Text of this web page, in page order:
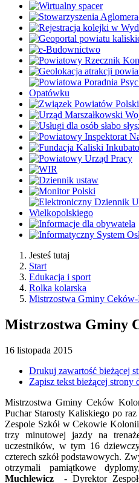
Jesteś tutaj
Start
Edukacja i sport
Rolka kolarska
Mistrzostwa Gminy
Mistrzostwa Gminy
16 listopada 2015
Drukuj zawartość bieżącej
Zapisz tekst bieżącej strony
Mistrzostwa Gminy Ceków
Puchar Starosty Kaliskiego po
Zespole Szkół w Cekowie
trzy minutowej jazdy na
uczestników, w tym 16
czterech szkół podstawowych.
otrzymali pamiątkowe
Muchlewicz
- Dyrektor